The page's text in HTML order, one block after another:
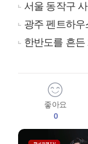
서울 동작구
광주 펜트하
한반도를 흔든
좋아요
0